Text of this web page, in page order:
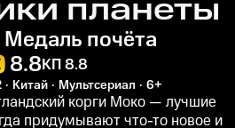
планеты
Медаль почёта
8.8КП 8.8
Китай Мультсериал 6+
корги Моко — лучшие
придумывают что-то новое и